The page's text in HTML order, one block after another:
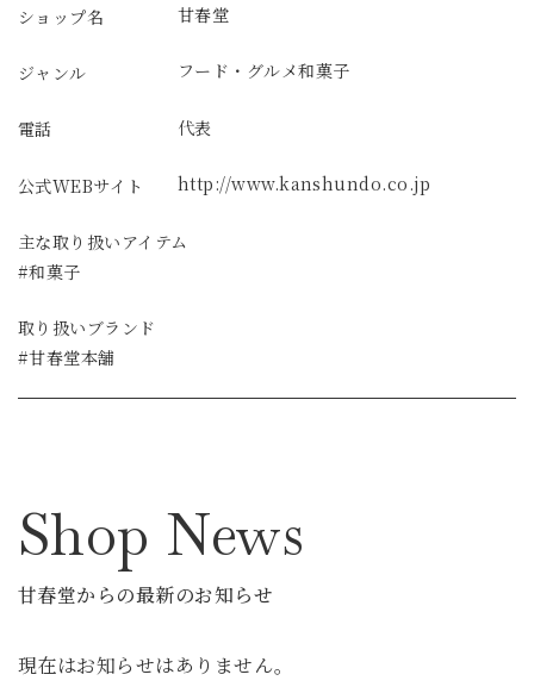
ショップ名 甘春堂
ジャンル フード・グルメ和菓子
電話 代表
公式WEBサイト http://www.kanshundo.co.jp
主な取り扱いアイテム
#和菓子
取り扱いブランド
#甘春堂本舗
Shop News
甘春堂からの最新のお知らせ
現在はお知らせはありません。